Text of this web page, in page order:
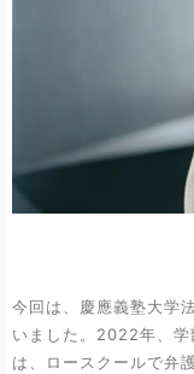
今回は、慶應義塾大学
いました。2022年、
は、ロースクールで弁